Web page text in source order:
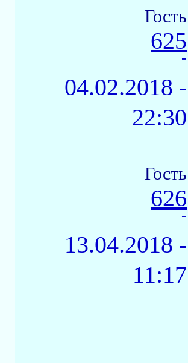
Гость
625
-
04.02.2018 -
22:30
Гость
626
-
13.04.2018 -
11:17